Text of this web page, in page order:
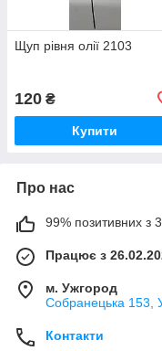
Щуп рівня олії 2103
120 ₴
Купити
Про нас
99% позитивних з
Працює з
м. Ужгород
Собранецька 153,
Контакти